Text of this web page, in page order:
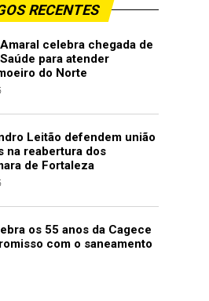
RECENTES
celebra chegada de
para atender
do Norte
Leitão defendem união
na reabertura dos
de Fortaleza
os 55 anos da Cagece
com o saneamento